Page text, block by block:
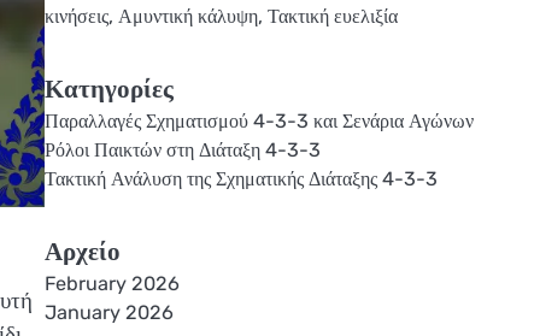
κινήσεις, Αμυντική κάλυψη, Τακτική ευελιξία
Κατηγορίες
Παραλλαγές Σχηματισμού 4-3-3 και Σενάρια Αγώνων
Ρόλοι Παικτών στη Διάταξη 4-3-3
Τακτική Ανάλυση της Σχηματικής Διάταξης 4-3-3
Αρχείο
February 2026
January 2026